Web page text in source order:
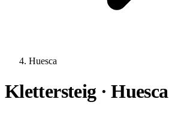
Huesca
Klettersteig · Huesca